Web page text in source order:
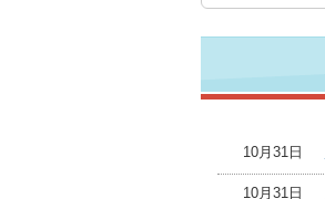
10月31日
10月31日